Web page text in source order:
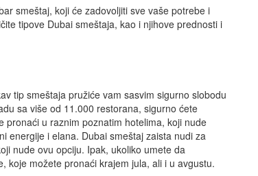
smeštaj, koji će zadovoljiti sve vaše potrebe i
tipove Dubai smeštaja, kao i njihove prednosti i
tip smeštaja pružiće vam sasvim sigurno slobodu
sa više od 11.000 restorana, sigurno ćete
u raznim poznatim hotelima, koji nude
energije i elana. Dubai smeštaj zaista nudi za
nude ovu opciju. Ipak, ukoliko umete da
koje možete pronaći krajem jula, ali i u avgustu.